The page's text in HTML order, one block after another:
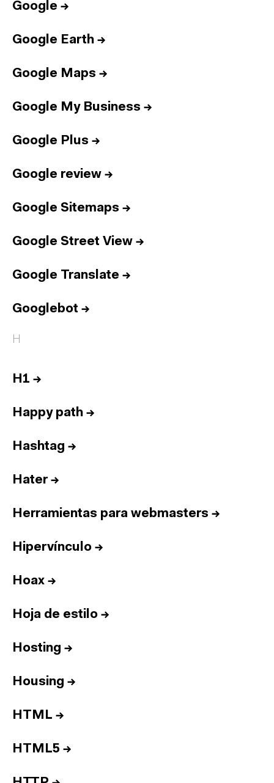
Google →
Google Earth →
Google Maps →
Google My Business →
Google Plus →
Google review →
Google Sitemaps →
Google Street View →
Google Translate →
Googlebot →
H
H1 →
Happy path →
Hashtag →
Hater→
Herramientas para webmasters →
Hipervínculo →
Hoax →
Hoja de estilo →
Hosting →
Housing →
HTML →
HTML5 →